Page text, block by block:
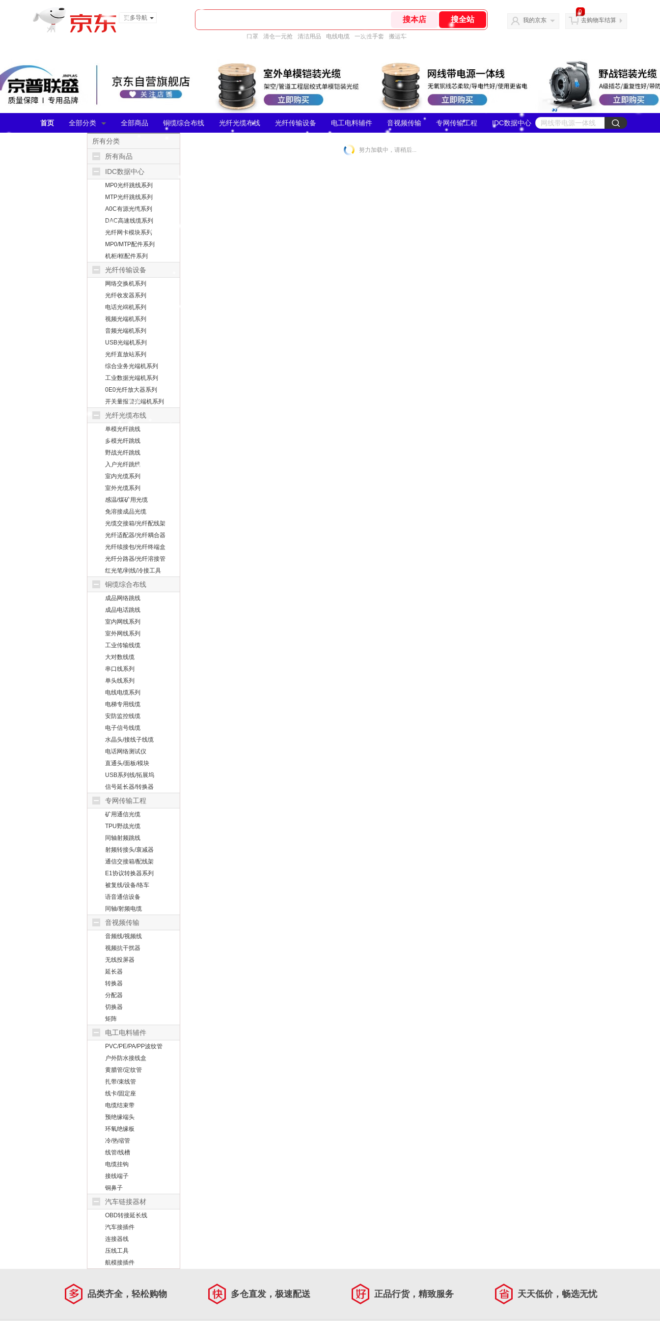
更多导航
口罩 清仓一元抢 清洁用品 电线电缆 一次性手套 搬运车
我的京东
0
去购物车结算
首页 全部分类 全部商品 铜缆综合布线 光纤光缆布线 光纤传输设备 电工电料辅件 音视频传输 专网传输工程 IDC数据中心
所有分类
所有商品
IDC数据中心
MP0光纤跳线系列
MTP光纤跳线系列
A0C有源光缆系列
DAC高速线缆系列
光纤网卡模块系列
MP0/MTP配件系列
机柜/框配件系列
光纤传输设备
网络交换机系列
光纤收发器系列
电话光端机系列
视频光端机系列
音频光端机系列
USB光端机系列
光纤直放站系列
综合业务光端机系列
工业数据光端机系列
0E0光纤放大器系列
开关量报警光端机系列
光纤光缆布线
单模光纤跳线
多模光纤跳线
野战光纤跳线
入户光纤跳线
室内光缆系列
室外光缆系列
感温/煤矿用光缆
免溶接成品光缆
光缆交接箱/光纤配线架
光纤适配器/光纤耦合器
光纤续接包/光纤终端盒
光纤分路器/光纤溶接管
红光笔/剥线/冷接工具
铜缆综合布线
成品网络跳线
成品电话跳线
室内网线系列
室外网线系列
工业传输线缆
大对数线缆
串口线系列
单头线系列
电线电缆系列
电梯专用线缆
安防监控线缆
电子信号线缆
水晶头/接线子线缆
电话网络测试仪
直通头/面板/模块
USB系列线/拓展坞
信号延长器/转换器
专网传输工程
矿用通信光缆
TPU野战光缆
同轴射频跳线
射频转接头/衰减器
通信交接箱/配线架
E1协议转换器系列
被复线/设备/络车
语音通信设备
同轴/射频电缆
音视频传输
音频线/视频线
视频抗干扰器
无线投屏器
延长器
转换器
分配器
切换器
矩阵
电工电料辅件
PVC/PE/PA/PP波纹管
户外防水接线盒
黄腊管/定纹管
扎带/束线管
线卡/固定座
电缆结束带
预绝缘端头
环氧绝缘板
冷/热缩管
线管/线槽
电缆挂钩
接线端子
铜鼻子
汽车链接器材
OBD转接延长线
汽车接插件
连接器线
压线工具
航模接插件
努力加载中，请稍后...
品类齐全，轻松购物 多仓直发，极速配送 正品行货，精致服务 天天低价，畅选无忧